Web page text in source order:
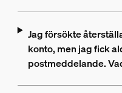
Jag försökte
konto, men jag fick
postmeddelande.